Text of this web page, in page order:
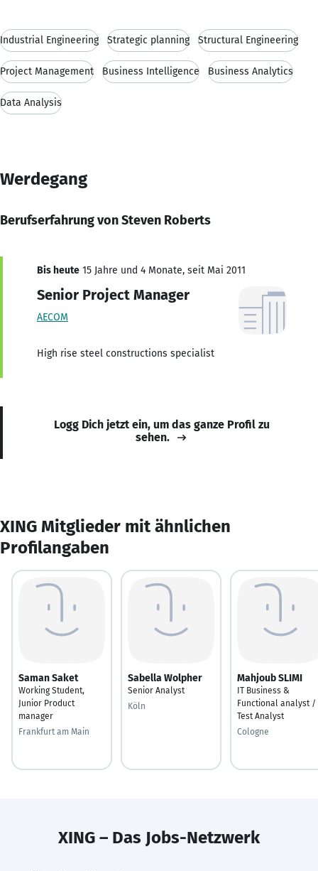
Industrial Engineering Strategic planning Structural Engineering
Project Management Business Intelligence Business Analytics
Data Analysis
Werdegang
Berufserfahrung von Steven Roberts
Bis heute 15 Jahre und 4 Monate, seit Mai 2011
Senior Project Manager
AECOM
High rise steel constructions specialist
Logg Dich jetzt ein, um das ganze Profil zu
sehen.
XING Mitglieder mit ähnlichen
Profilangaben
Saman Saket
Working Student,
Junior Product
manager
Frankfurt am Main
Sabella Wolpher
Senior Analyst
Köln
Mahjoub SLIMI
IT Business &
Functional analyst /
Test Analyst
Cologne
XING – Das Jobs-Netzwerk